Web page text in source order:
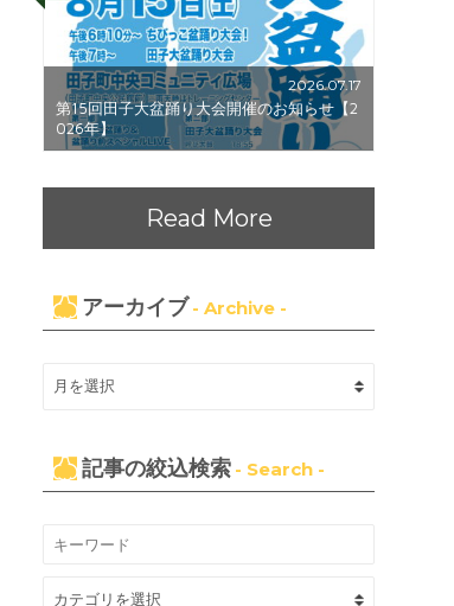
2026.07.17
第15回田子大盆踊り大会開催のお知らせ【2
026年】
Read More
アーカイブ - Archive -
記事の絞込検索 - Search -